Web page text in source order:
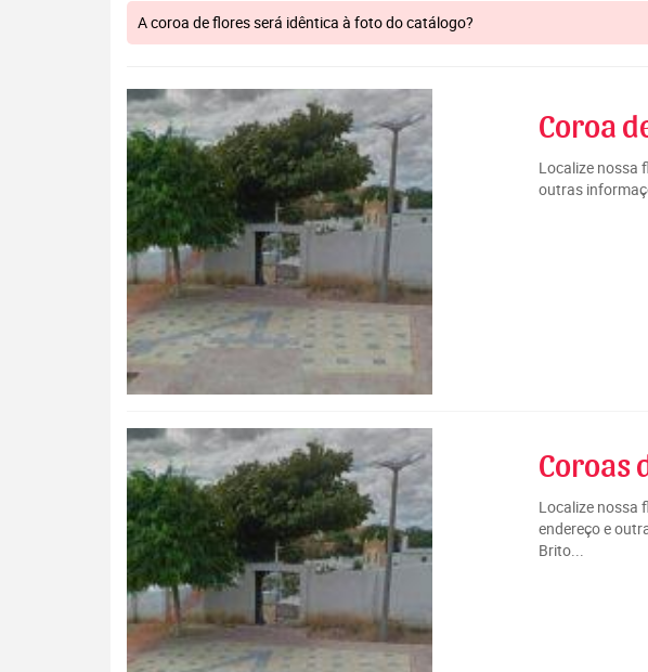
A coroa de flores será idêntica à foto do catálogo?
Coroa
Localize nossa
outras
Coroas
Localize nossa
endereço e
Brito...